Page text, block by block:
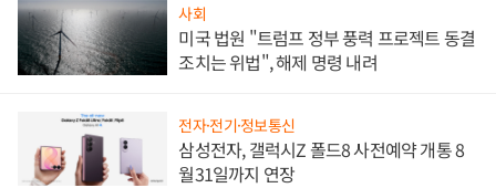
사회
미국 법원 "트럼프 정부 풍력 프로젝트 동결
조치는 위법", 해제 명령 내려
전자·전기·정보통신
삼성전자, 갤럭시Z 폴드8 사전예약 개통 8
월31일까지 연장